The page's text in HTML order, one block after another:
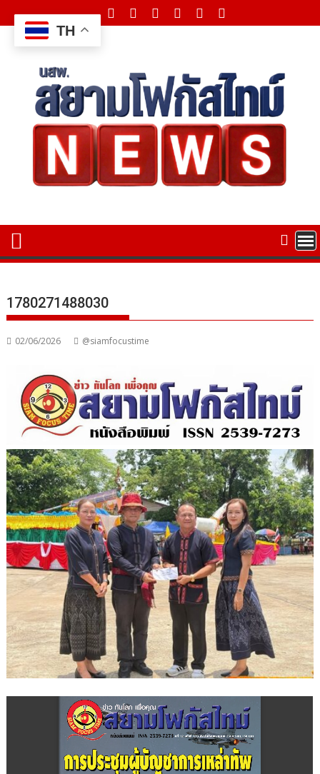
to
content
1780271488030
02/06/2026 @siamfocustime
TH